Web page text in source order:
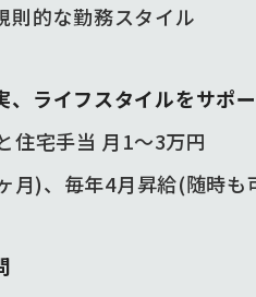
則的な勤務スタイル
ライフスタイルをサポ
住宅手当 月1〜3万円
月)、毎年4月昇給(随時も